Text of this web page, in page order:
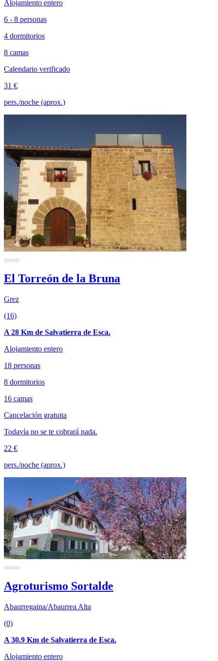
Alojamiento entero
6 - 8 personas
4 dormitorios
8 camas
Calendario verificado
31 €
pers./noche (aprox.)
El Torreón de la Bruna
Grez
(16)
A 28 Km de Salvatierra de Esca.
Alojamiento entero
18 personas
8 dormitorios
16 camas
Cancelación gratuita
Todavía no se te cobrará nada.
22 €
pers./noche (aprox.)
Agroturismo Sortalde
Abaurregaina/Abaurrea Alta
(0)
A 30.9 Km de Salvatierra de Esca.
Alojamiento entero